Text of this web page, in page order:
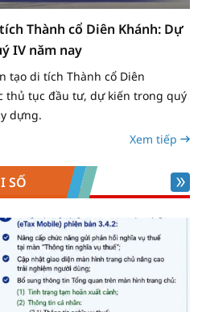
Thành cổ Diên Khánh: Dự
IV năm nay
tạo di tích Thành cổ Diên
thủ tục đầu tư, dự kiến trong quý
dựng.
Xem tiếp
SỐ